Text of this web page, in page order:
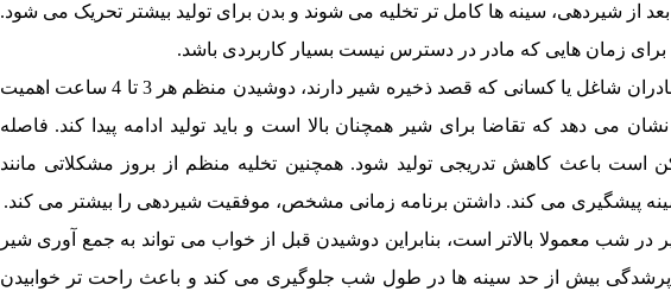
بعد از شیردهی، سینه ها کامل تر تخلیه می شوند و بدن برای تولید بیشتر تحریک می شود.
برای زمان هایی که مادر در دسترس نیست بسیار کاربردی باشد.
برای مادران شاغل یا کسانی که قصد ذخیره شیر دارند، دوشیدن منظم هر 3 تا 4 ساعت اهمیت
می دهد که تقاضا برای شیر همچنان بالا است و باید تولید ادامه پیدا کند. فاصله
است باعث کاهش تدریجی تولید شود. همچنین تخلیه منظم از بروز مشکلاتی مانند
پیشگیری می کند. داشتن برنامه زمانی مشخص، موفقیت شیردهی را بیشتر می کند.
در شب معمولا بالاتر است، بنابراین دوشیدن قبل از خواب می تواند به جمع آوری شیر
پرشدگی بیش از حد سینه ها در طول شب جلوگیری می کند و باعث راحت تر خوابیدن